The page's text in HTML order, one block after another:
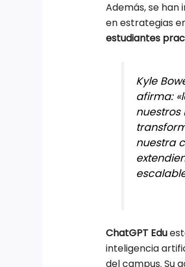
Además, se
en estrategias
estudiantes
Kyle
afirma:
nuestra
ChatGPT Edu
inteligencia
del campus. Su